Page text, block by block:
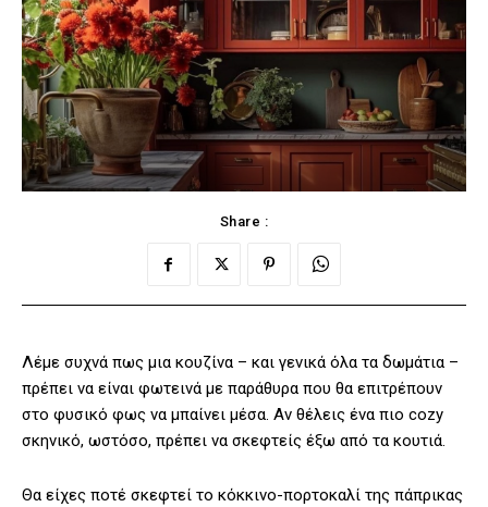
Share :
Λέμε συχνά πως μια κουζίνα – και γενικά όλα τα δωμάτια –
πρέπει να είναι φωτεινά με παράθυρα που θα επιτρέπουν
στο φυσικό φως να μπαίνει μέσα. Αν θέλεις ένα πιο cozy
σκηνικό, ωστόσο, πρέπει να σκεφτείς έξω από τα κουτιά.
Θα είχες ποτέ σκεφτεί το κόκκινο-πορτοκαλί της πάπρικας